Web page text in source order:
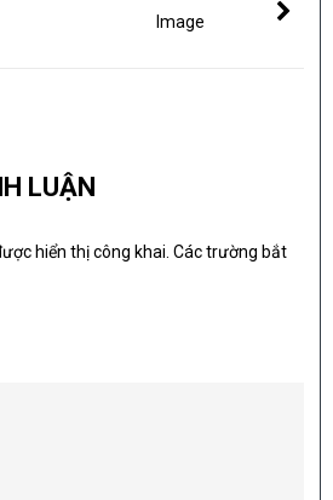
Image
LUẬN
hiển thị công khai. Các trường bắt